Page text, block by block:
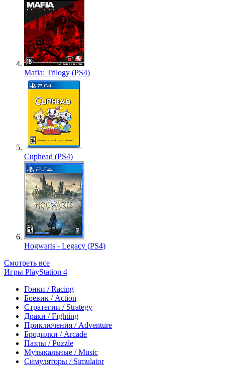
Mafia: Trilogy (PS4)
Cuphead (PS4)
Hogwarts - Legacy (PS4)
Смотреть все
Игры PlayStation 4
Гонки / Racing
Боевик / Action
Стратегии / Strategy
Драки / Fighting
Приключения / Adventure
Бродилки / Arcade
Пазлы / Puzzle
Музыкальные / Music
Симуляторы / Simulator